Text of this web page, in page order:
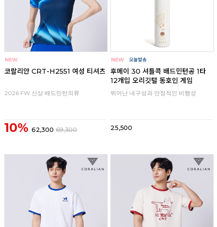
코랄리안 CRT-H2551 여성 티셔츠
2026 FW 신상 배드민턴의류
10% 62,300 69,300
후메이 30 셔틀콕 배드민턴공 1타
12개입 오리깃털 동호인 게임
뛰어난 내구성과 안정적인 비행성
25,500